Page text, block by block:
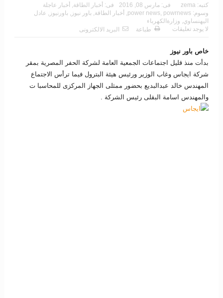
كتبه: zema فى: مارس 08, 2016 فى: أخبار الطاقة
أخبار عاجلة
وسوم:
power news powrnews أخبار الطاقة باور نيوز باورنيوز
عادل
اليهنساوي وزارةالكهرباء
لا يوجد تعليقات
طباعة البريد الالكترونى
خاص باور نيوز
بدأت منذ قليل اجتماعات الجمعية العامة لشركة الحفر المصرية بمقر
شركة ايجاس وغاب الوزير ورئيس هيئة البترول فيما ترأس الاجتماع
المهندس خالد عبدالبديع بحضور ممثلى الجهاز المركزى للمحاسبا ت
والمهندس اسامة البقلى رئيس الشركة .